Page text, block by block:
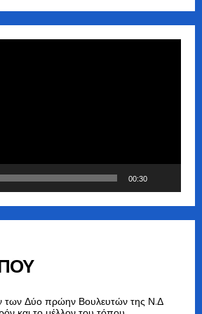
00:30
Δύο πρώην Βουλευτών της Ν.Δ